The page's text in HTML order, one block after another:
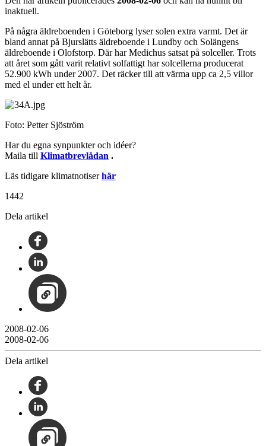
inaktuell.
På några äldreboenden i Göteborg lyser solen extra varmt. Det är
bland annat på Bjurslätts äldreboende i Lundby och Solängens
äldreboende i Olofstorp. Där har Medichus satsat på solceller. Trots
att året som gått varit relativt solfattigt har solcellerna producerat
52.900 kWh under 2007. Det räcker till att värma upp ca 2,5 villor
med el under ett helt år.
Foto: Petter Sjöström
Har du egna synpunkter och idéer?
Maila till Klimatbrevlådan .
Läs tidigare klimatnotiserhär
1442
Dela artikel
2008-02-06
2008-02-06
Dela artikel